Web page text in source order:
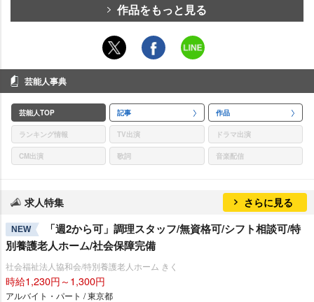
作品をもっと見る
芸能人事典
芸能人TOP 記事 作品
ランキング情報 TV出演 ドラマ出演
CM出演 歌詞 音楽配信
求人特集 さらに見る
NEW
「週2から可」調理スタッフ/無資格可/シフト相談可/特
別養護老人ホーム/社会保障完備
社会福祉法人協和会/特別養護老人ホーム きく
時給1,230円～1,300円
アルバイト・パート / 東京都